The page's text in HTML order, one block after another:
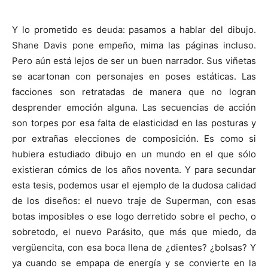
Y lo prometido es deuda: pasamos a hablar del dibujo.
Shane Davis pone empeño, mima las páginas incluso.
Pero aún está lejos de ser un buen narrador. Sus viñetas
se acartonan con personajes en poses estáticas. Las
facciones son retratadas de manera que no logran
desprender emoción alguna. Las secuencias de acción
son torpes por esa falta de elasticidad en las posturas y
por extrañas elecciones de composición. Es como si
hubiera estudiado dibujo en un mundo en el que sólo
existieran cómics de los años noventa. Y para secundar
esta tesis, podemos usar el ejemplo de la dudosa calidad
de los diseños: el nuevo traje de Superman, con esas
botas imposibles o ese logo derretido sobre el pecho, o
sobretodo, el nuevo Parásito, que más que miedo, da
vergüencita, con esa boca llena de ¿dientes? ¿bolsas? Y
ya cuando se empapa de energía y se convierte en la